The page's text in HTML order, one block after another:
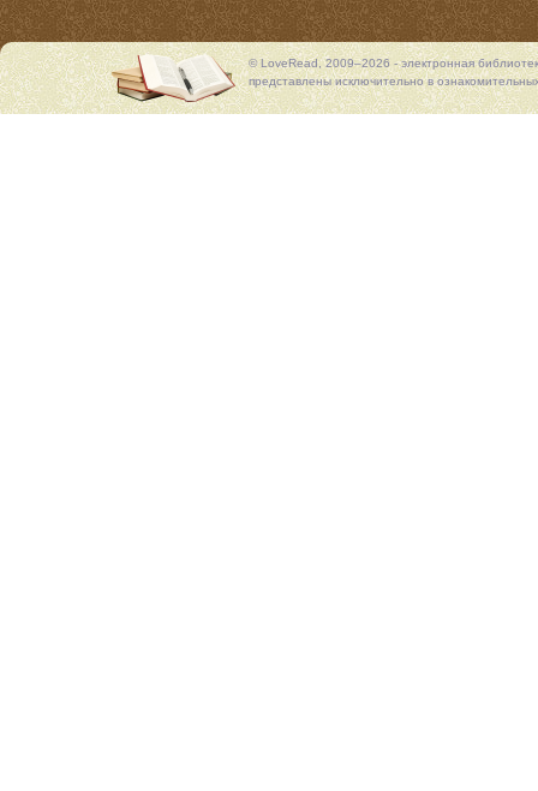
© LoveRead, 2009–2026 - электронная
представлены исключительно в